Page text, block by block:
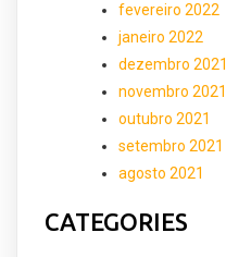
fevereiro 2022
janeiro 2022
dezembro 2021
novembro 2021
outubro 2021
setembro 2021
agosto 2021
CATEGORIES